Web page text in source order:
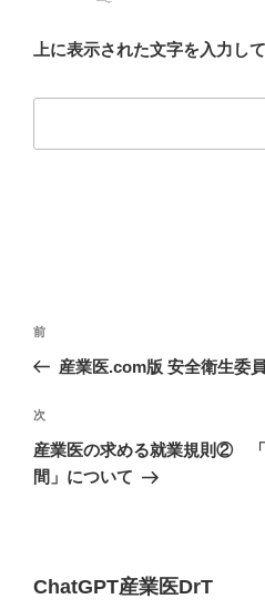
上に表示された文字を入力し
投
ビ
ゲ
ー
過
去
投
稿
前
産業医.com版 安全衛生委
次
の
投
次
産業医の求める就業規則② 「
間」について
ChatGPT産業医DrT